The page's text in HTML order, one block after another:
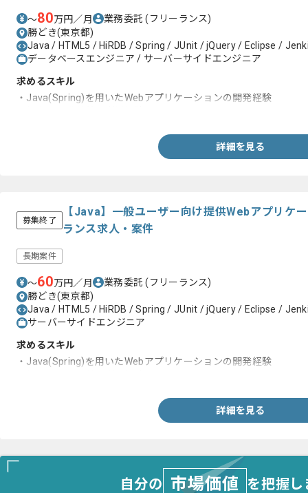
〜80万円／月 業務委託(フリーランス)
勝どき(東京都)
Java / HTML5 / HiRDB / Spring / JUnit / jQuery / Eclipse /
データベースエンジニア / サーバーサイドエンジニア
求めるスキル
・Java(Spring)を用いたWebアプリケーションの開発経験
詳細を見る
募集終了
【Java】一般ユーザー向け提供Webアプリケ
ランス求人・案件
長期案件
〜60万円／月 業務委託(フリーランス)
勝どき(東京都)
Java / HTML5 / HiRDB / Spring / JUnit / jQuery / Eclipse /
サーバーサイドエンジニア
求めるスキル
・Java(Spring)を用いたWebアプリケーションの開発経験
詳細を見る
自分の 市場価値 を把握